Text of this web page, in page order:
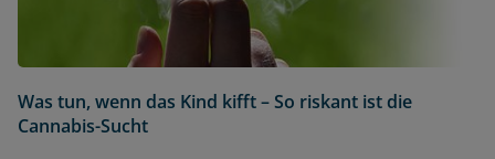
Was tun, wenn das Kind kifft – So riskant ist die
Cannabis-Sucht